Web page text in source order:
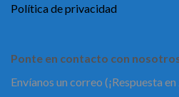
Política de privacidad
Ponte en contacto con
Envíanos un correo (¡Respuesta